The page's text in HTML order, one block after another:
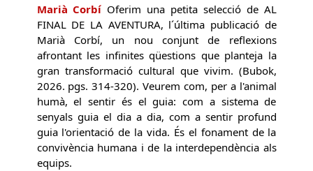
Marià Corbí Oferim una petita selecció de AL
FINAL DE LA AVENTURA, l´última publicació de
Marià Corbí, un nou conjunt de reflexions
afrontant les infinites qüestions que planteja la
gran transformació cultural que vivim. (Bubok,
2026. pgs. 314-320). Veurem com, per a l'animal
humà, el sentir és el guia: com a sistema de
senyals guia el dia a dia, com a sentir profund
guia l'orientació de la vida. És el fonament de la
convivència humana i de la interdependència als
equips.